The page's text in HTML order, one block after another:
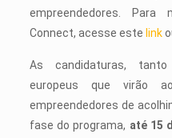
empreendedores.
Connect, acesse este link
As candidaturas,
europeus que virão
empreendedores de
fase do programa, até 15